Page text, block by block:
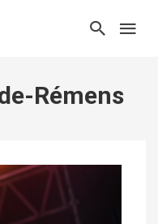
Rémens